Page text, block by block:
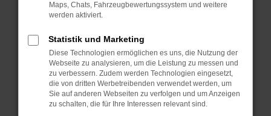
Starte dein Gerät neu.
vorübergehende Probleme zu beheben.
Stelle sicher, dass dein Browser und dein
Betriebssystem auf dem neuesten Stand
sind.
Veraltete Software birgt nicht nur ein
Maps, Chats, Fahrzeugbewertungssystem und weitere
werden aktiviert.
Statistik und Marketing
Diese Technologien ermöglichen es uns, die Nutzung der
Webseite zu analysieren, um die Leistung zu messen und
zu verbessern. Zudem werden Technologien eingesetzt,
die von dritten Werbetreibenden verwendet werden, um
Sie auf anderen Webseiten zu verfolgen und um Anzeigen
zu schalten, die für Ihre Interessen relevant sind.